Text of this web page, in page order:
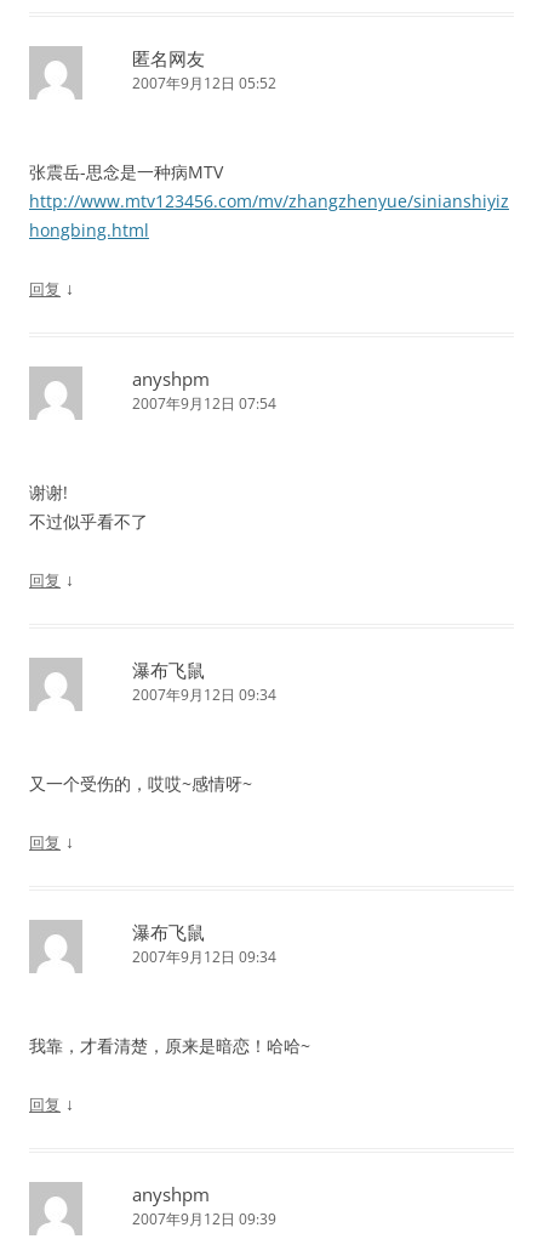
匿名网友
2007年9月12日 05:52
张震岳-思念是一种病MTV
http://www.mtv123456.com/mv/zhangzhenyue/sinianshiyiz
hongbing.html
回复 ↓
anyshpm
2007年9月12日 07:54
谢谢!
不过似乎看不了
回复 ↓
瀑布飞鼠
2007年9月12日 09:34
又一个受伤的，哎哎~感情呀~
回复 ↓
瀑布飞鼠
2007年9月12日 09:34
我靠，才看清楚，原来是暗恋！哈哈~
回复 ↓
anyshpm
2007年9月12日 09:39